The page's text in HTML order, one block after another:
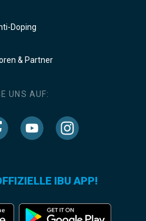
Doping
& Partner
UNS AUF:
IBU APP!